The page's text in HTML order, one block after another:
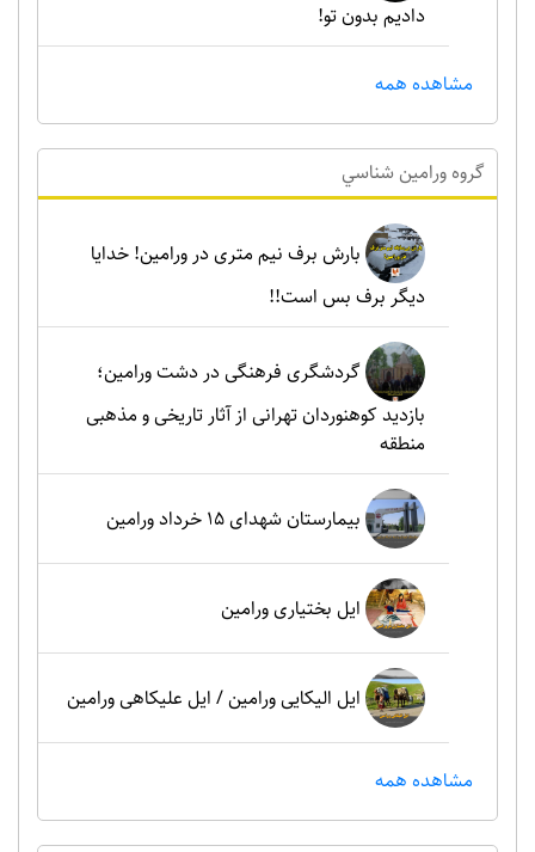
دادیم بدون تو!
مشاهده همه
گروه ورامين شناسي
بارش برف نیم متری در ورامین! خدایا
دیگر برف بس است!!
گردشگری فرهنگی در دشت ورامین؛
بازدید کوهنوردان تهرانی از آثار تاریخی و مذهبی
منطقه
بیمارستان شهدای 15 خرداد ورامین
ایل بختیاری ورامین
ایل الیکایی ورامین / ایل علیکاهی ورامین
مشاهده همه